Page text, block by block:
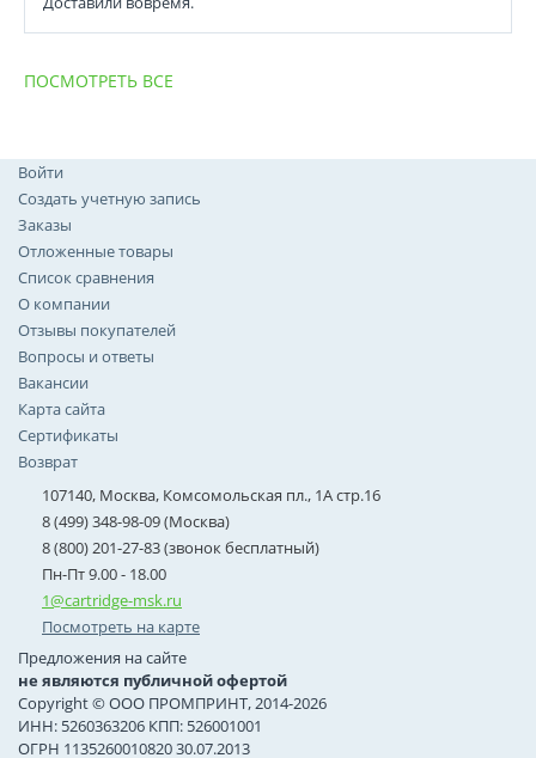
ПОСМОТРЕТЬ ВСЕ
Войти
Создать учетную запись
Заказы
Отложенные товары
Список сравнения
О компании
Отзывы покупателей
Вопросы и ответы
Вакансии
Карта сайта
Сертификаты
Возврат
107140, Москва, Комсомольская пл., 1А стр.16
8 (499) 348-98-09 (Москва)
8 (800) 201-27-83 (звонок бесплатный)
Пн-Пт 9.00 - 18.00
1@cartridge-msk.ru
Посмотреть на карте
Предложения на сайте
не являются публичной офертой
Copyright © ООО ПРОМПРИНТ, 2014-2026
ИНН: 5260363206 КПП: 526001001
ОГРН 1135260010820 30.07.2013